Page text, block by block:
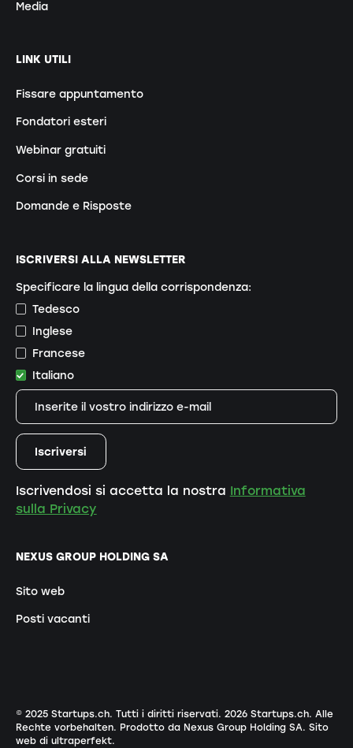
Media
LINK UTILI
Fissare appuntamento
Fondatori esteri
Webinar gratuiti
Corsi in sede
Domande e Risposte
NEXUS GROUP HOLDING SA
Sito web
Posti vacanti
ISCRIVERSI ALLA NEWSLETTER
Specificare la lingua della corrispondenza:
Tedesco
Inglese
Francese
Italiano
Iscrivendosi si accetta la nostra Informativa
sulla Privacy
© 2025 Startups.ch. Tutti i diritti riservati. 2026Startups.ch. Alle
Rechte vorbehalten. Prodotto da Nexus Group Holding SA. Sito
web di ultraperfekt.